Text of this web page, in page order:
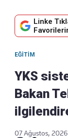
Linke
EĞITIM
YKS
Bakan
07 Ağustos,